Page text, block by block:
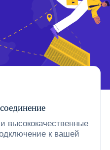
высококачественные
к вашей